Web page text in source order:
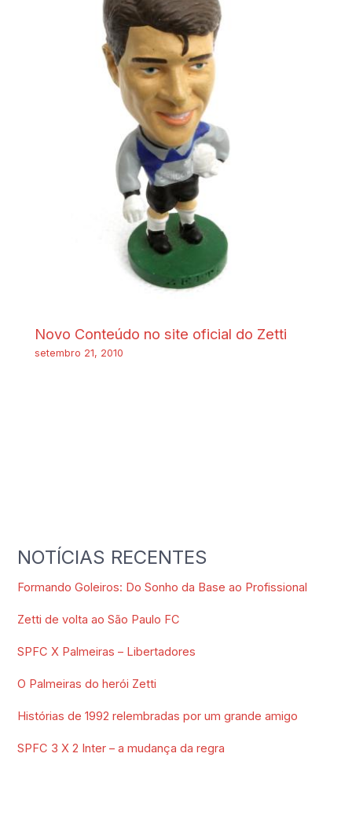
Novo Conteúdo no site oficial do Zetti
setembro 21, 2010
NOTÍCIAS RECENTES
Formando Goleiros: Do Sonho da Base ao Profissional
Zetti de volta ao São Paulo FC
SPFC X Palmeiras – Libertadores
O Palmeiras do herói Zetti
Histórias de 1992 relembradas por um grande amigo
SPFC 3 X 2 Inter – a mudança da regra